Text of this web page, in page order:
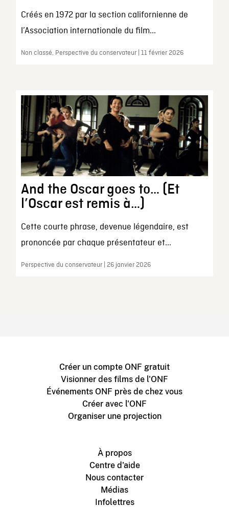
Créés en 1972 par la section californienne de
l’Association internationale du film...
Non classé, Perspective du conservateur | 11 février 2026
And the Oscar goes to… (Et
l’Oscar est remis à…)
Cette courte phrase, devenue légendaire, est
prononcée par chaque présentateur et...
Perspective du conservateur | 26 janvier 2026
Créer un compte ONF gratuit
Visionner des films de l'ONF
Événements ONF près de chez vous
Créer avec l'ONF
Organiser une projection
À propos
Centre d'aide
Nous contacter
Médias
Infolettres